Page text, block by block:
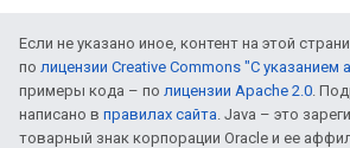
Если не указано иное, контент на этой
по лицензии Creative Commons "С указанием
примеры кода – по лицензии Apache 2.0.
написано в правилах сайта. Java – это
товарный знак корпорации Oracle и ее